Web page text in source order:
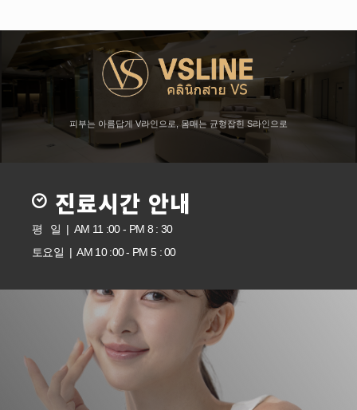
피부는 아름답게 V라인으로, 몸매는 균형잡힌 S라인으로
진료시간 안내
평 일 | AM 11 :00 - PM 8 : 30
토요일 | AM 10 :00 - PM 5 : 00